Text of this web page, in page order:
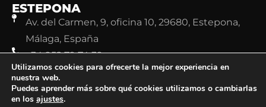
ESTEPONA
Av. del Carmen, 9, oficina 10, 29680, Estepona,
Málaga, España
+34 952 79 74 39
info@foodibev.com
Utilizamos cookies para ofrecerte la mejor experiencia en
nuestra web.
Puedes aprender más sobre qué cookies utilizamos o cambiarlas
en los ajustes.